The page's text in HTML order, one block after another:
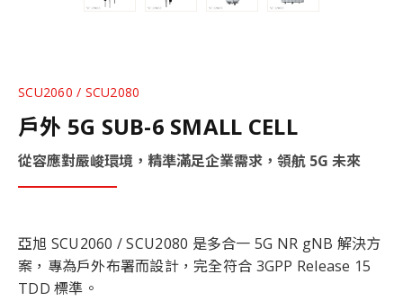
SCU2060 / SCU2080
戶外 5G SUB-6 SMALL CELL
從容應對嚴峻環境，精準滿足企業需求，領航 5G 未來
亞旭 SCU2060 / SCU2080 是多合一 5G NR gNB 解決方
案，專為戶外布署而設計，完全符合 3GPP Release 15
TDD 標準。